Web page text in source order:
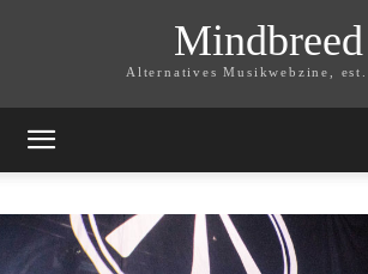
Mindbreed
Alternatives Musikwebzine, est.